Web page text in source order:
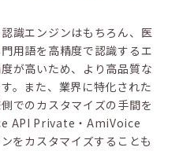
識エンジンはもちろん、医
用語を高精度で認識するエ
が高いため、より高品質な
。また、業界に特化された
でのカスタマイズの手間を
をカスタマイズすることも